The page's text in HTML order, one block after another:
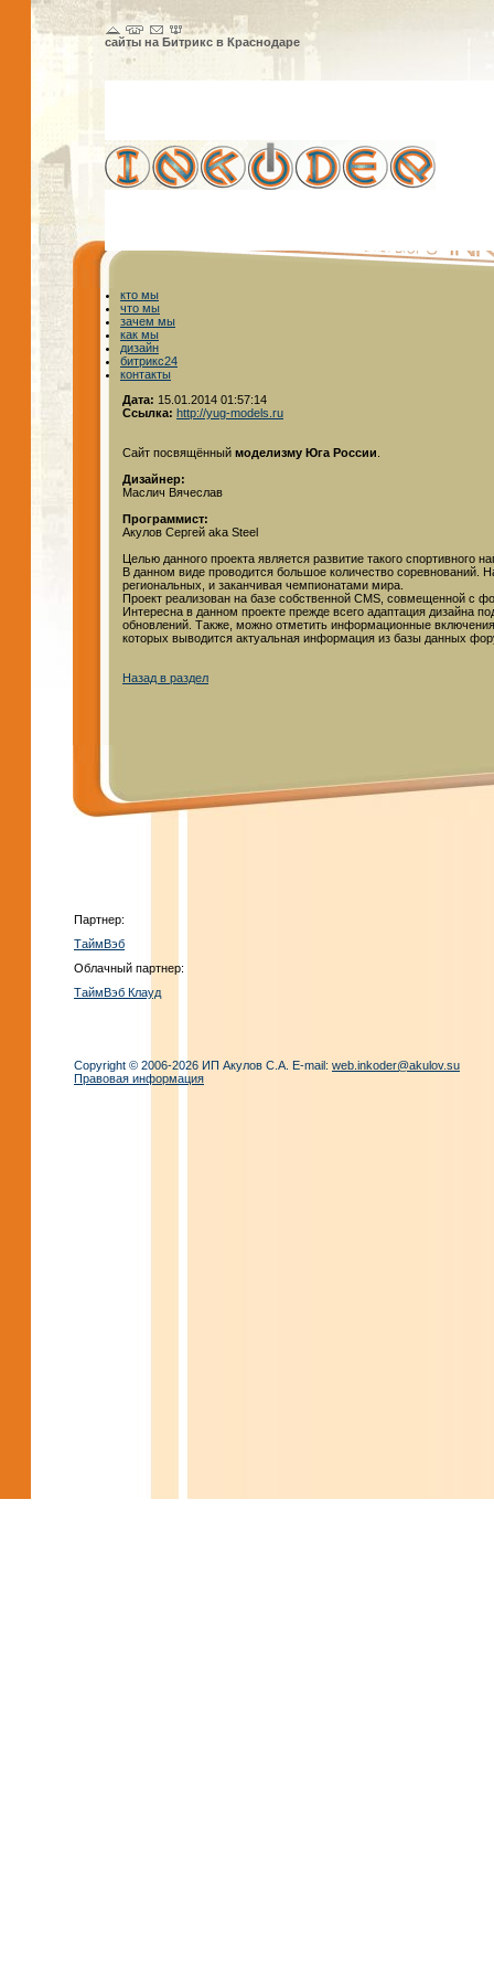
сайты на Битрикс в Краснодаре
кто мы
что мы
зачем мы
как мы
дизайн
битрикс24
контакты
Дата: 15.01.2014 01:57:14
Ссылка: http://yug-models.ru
Сайт посвящённый моделизму Юга России
Дизайнер:
Маслич Вячеслав
Программист:
Акулов Сергей aka Steel
Целью данного проекта является развитие такого спортивного
В данном виде проводится большое количество соревнований.
региональных, и заканчивая чемпионатами мира.
Проект реализован на базе собственной CMS, совмещенной с
Интересна в данном проекте прежде всего адаптация дизайна
обновлений. Также, можно отметить информационные
которых выводится актуальная информация из базы данных
Назад в раздел
Партнер:
ТаймВэб
Облачный партнер:
ТаймВэб Клауд
Copyright © 2006-2026 ИП Акулов С.А. E-mail: web.inkoder@akulov.su
Правовая информация